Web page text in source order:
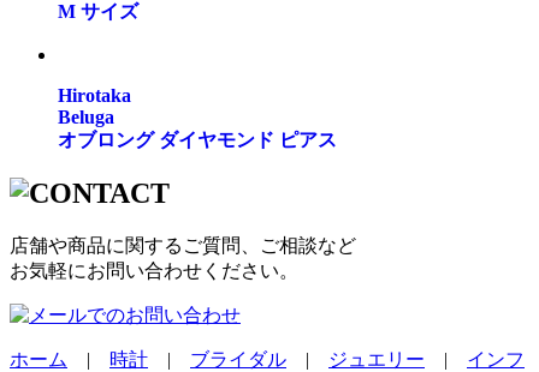
M サイズ
Hirotaka
Beluga
オブロング ダイヤモンド ピアス
店舗や商品に関するご質問、ご相談など
お気軽にお問い合わせください。
ホーム | 時計 | ブライダル | ジュエリー | インフ